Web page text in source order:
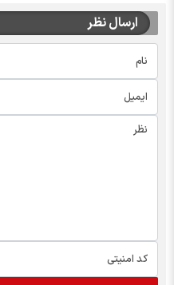
ارسال نظر